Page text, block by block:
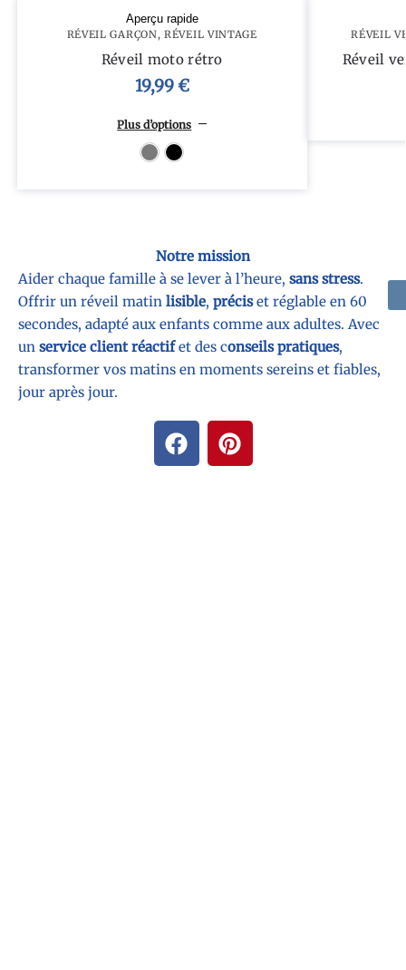
Aperçu rapide
RÉVEIL GARÇON,RÉVEIL VINTAGE
Réveil moto rétro
19,99€
Plus d’options
RÉVEIL
Réveil
Notre mission
Aider chaque famille à se lever à l’heure, sans stress.
Offrir un réveil matin lisible, préciset réglable en 60
secondes, adapté aux enfants comme aux adultes. Avec
un service client réactifet des conseils pratiques,
transformer vos matins en moments sereins et fiables,
jour après jour.